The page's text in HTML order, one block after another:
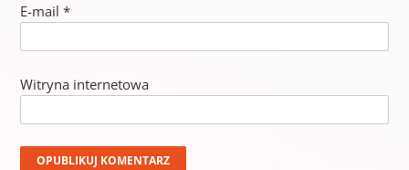
E-mail *
Witryna internetowa